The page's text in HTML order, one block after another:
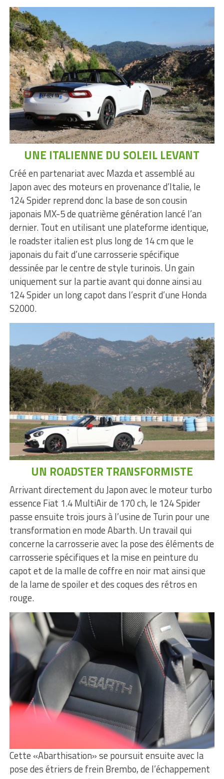
UNE ITALIENNE DU SOLEIL LEVANT
Créé en partenariat avec Mazda et assemblé au
Japon avec des moteurs en provenance d’Italie, le
124 Spider reprend donc la base de son cousin
japonais MX-5 de quatrième génération lancé l’an
dernier. Tout en utilisant une plateforme identique,
le roadster italien est plus long de 14 cm que le
japonais du fait d’une carrosserie spécifique
dessinée par le centre de style turinois. Un gain
uniquement sur la partie avant qui donne ainsi au
124 Spider un long capot dans l’esprit d’une Honda
S2000.
UN ROADSTER TRANSFORMISTE
Arrivant directement du Japon avec le moteur turbo
essence Fiat 1.4 MultiAir de 170 ch, le 124 Spider
passe ensuite trois jours à l’usine de Turin pour une
transformation en mode Abarth. Un travail qui
concerne la carrosserie avec la pose des éléments de
carrosserie spécifiques et la mise en peinture du
capot et de la malle de coffre en noir mat ainsi que
de la lame de spoiler et des coques des rétros en
rouge.
Cette «Abarthisation» se poursuit ensuite avec la
pose des étriers de frein Brembo, de l’échappement